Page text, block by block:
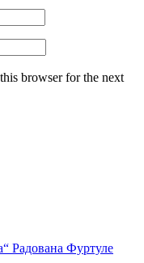
browser for the next
Радована Фуртуле